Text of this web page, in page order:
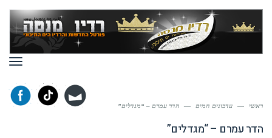
ראשי — עדכונים חמים — הדר עמרם – “מגדלים”
הדר עמרם – “מגדלים”